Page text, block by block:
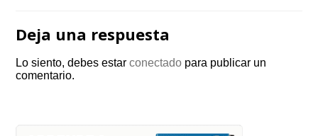
Deja una respuesta
Lo siento, debes estarconectado para publicar un
comentario.